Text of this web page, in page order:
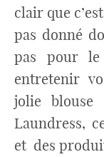
clair que
pas donné
pas pour le
entretenir
jolie
Laundress,
et des